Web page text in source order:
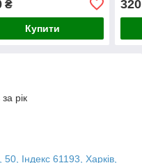
₴
Купити
320
рік
Індекс 61193, Харків,